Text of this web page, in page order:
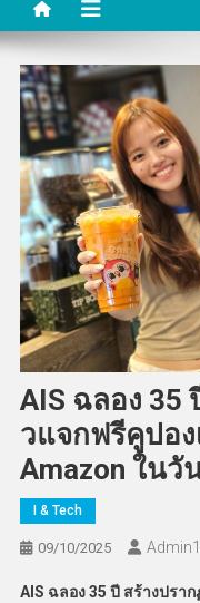
AIS ฉลอง 35
วแจกฟรีคูปอง
Amazon ในวั
I & Tech
09/10/2025 Admin​1
AIS ฉลอง 35 ปี สร้างปรา